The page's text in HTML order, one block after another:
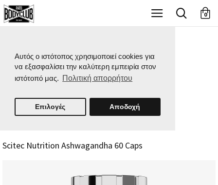
Αυτός ο ιστότοπος χρησιμοποιεί cookies για
να εξασφαλίσει την καλύτερη εμπειρία στον
ιστότοπό μας. Πολιτική απορρήτου
X
Επιλογές Αποδοχή
0
Scitec Nutrition Ashwagandha 60 Caps